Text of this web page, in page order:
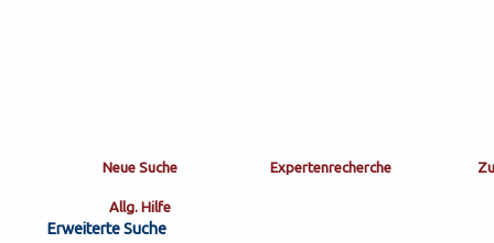
Erweiterte Suche